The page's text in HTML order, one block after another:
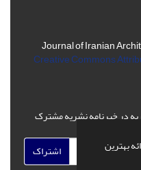
بهترین
Journal of Iranian
Creative Commons
در خبرنامه نشریه مشترک
اشتراک